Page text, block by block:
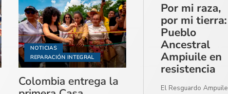
NOTICIAS
REPARACIÓN INTEGRAL
Colombia entrega la
Por mi raza,
por mi tierra:
Pueblo
Ancestral
Ampiuile en
resistencia
El Resguardo Ampuile